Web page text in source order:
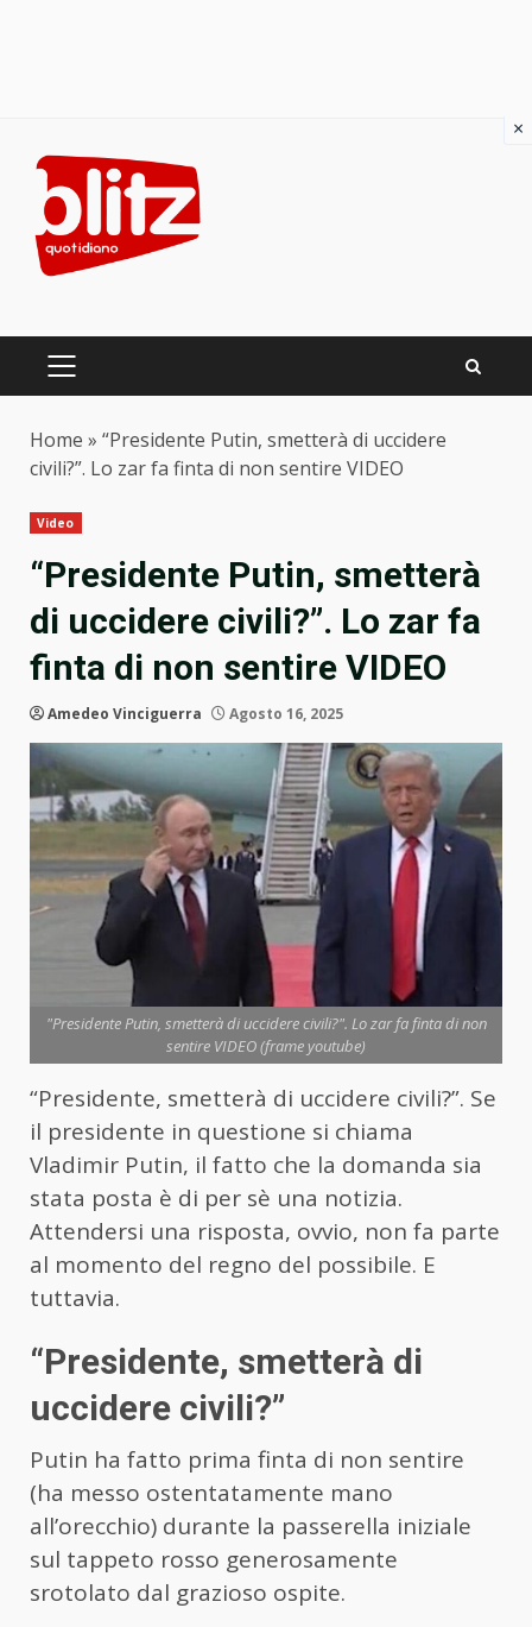
content
PRIMARY
Home » “Presidente Putin, smetterà di uccidere
civili?”. Lo zar fa finta di non sentire VIDEO
Video
“Presidente Putin, smetterà
di uccidere civili?”. Lo zar fa
finta di non sentire VIDEO
Amedeo Vinciguerra Agosto 16, 2025
"Presidente Putin, smetterà di uccidere civili?". Lo zar fa finta di non
sentire VIDEO (frame youtube)
“Presidente, smetterà di uccidere civili?”. Se
il presidente in questione si chiama
Vladimir Putin, il fatto che la domanda sia
stata posta è di per sè una notizia.
Attendersi una risposta, ovvio, non fa parte
al momento del regno del possibile. E
tuttavia.
“Presidente, smetterà di
uccidere civili?”
Putin ha fatto prima finta di non sentire
(ha messo ostentatamente mano
all’orecchio) durante la passerella iniziale
sul tappeto rosso generosamente
srotolato dal grazioso ospite.
×